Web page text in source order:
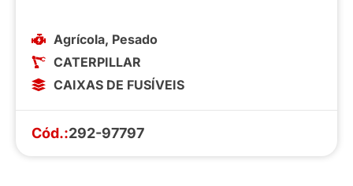
Agrícola, Pesado
CATERPILLAR
CAIXAS DE FUSÍVEIS
Cód.:292-97797